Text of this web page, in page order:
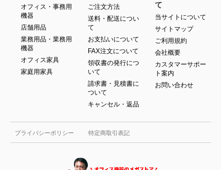
プライバシーポリシー 特定商取引表記
オフィス・事務用
機器
店舗用品
業務用品・業務用
機器
オフィス家具
家庭用家具
ご注文方法
送料・配送につい
て
お支払いについて
FAX注文について
領収書の発行につ
いて
請求書・見積書に
ついて
キャンセル・返品
て
当サイトについて
サイトマップ
ご利用規約
会社概要
カスタマーサポー
ト案内
お問い合わせ